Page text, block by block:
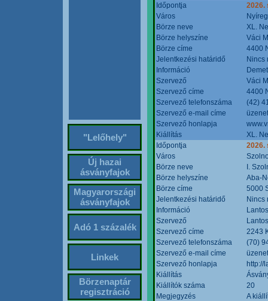
"Lelőhely"
Új hazai
ásványfajok
Magyarországi
ásványfajok
Adó 1 százalék
Linkek
Börzenaptár
regisztráció
Időpontja
2026.
Város
Börze neve
XL.
Börze helyszíne
Váci
Börze címe
4400
Jelentkezési határidő
Nincs
Információ
Szervező
Váci
Szervező címe
4400
Szervező telefonszáma
(42)
Szervező e-mail címe
Szervező honlapja
Kiállítás
XL.
Időpontja
2026.
Város
Börze neve
I.
Börze helyszíne
Aba-
Börze címe
5000
Jelentkezési határidő
Nincs
Információ
Szervező
Szervező címe
2243
Szervező telefonszáma
(70)
Szervező e-mail címe
Szervező honlapja
http://
Kiállítás
Kiállítók száma
20
Megjegyzés
A